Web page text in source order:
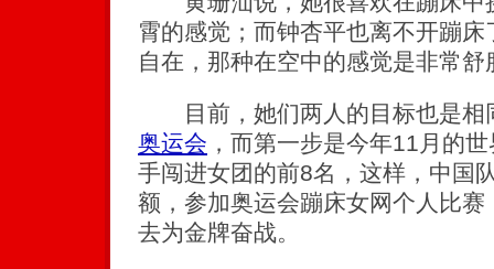
霄的感觉；而钟杏平也离不开蹦
自在，那种在空中的感觉是非常舒
目前，她们两人的目标也是相
奥运会 ，而第一步是今年11月的
手闯进女团的前8名，这样，中国
额，参加奥运会蹦床女网个人比
去为金牌奋战。